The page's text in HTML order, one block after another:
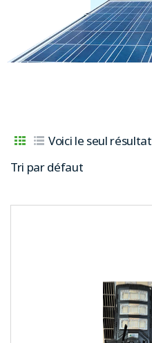
Voici le seul résultat
Tri par défaut